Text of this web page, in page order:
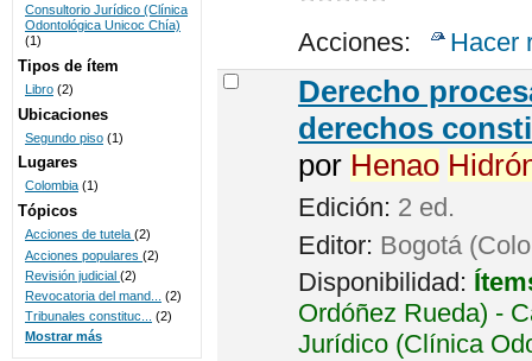
Acciones: Hacer
Derecho
derechos
por Henao
Edición: 2 ed.
Editor: Bogotá
Disponibilidad:
Ordóñez Rueda) -
Jurídico (Clínica
Consultorio Jurídico (Clínica
Odontológica Unicoc Chía)
(1)
Tipos de ítem
Libro (2)
Ubicaciones
Segundo piso (1)
Lugares
Colombia (1)
Tópicos
Acciones de tutela (2)
Acciones populares (2)
Revisión judicial (2)
Revocatoria del mand...
(2)
Tribunales constituc...
(2)
Mostrar más